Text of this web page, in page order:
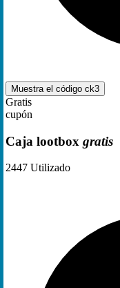
Muestra el código ck3
Gratis
cupón
Caja lootbox gratis
2447 Utilizado